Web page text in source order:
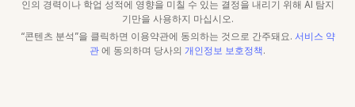
인의 경력이나 학업 성적에 영향을 미칠 수 있는 결정을 내리기 위해 AI 탐지
기만을 사용하지 마십시오.
“콘텐츠 분석”을 클릭하면 이용약관에 동의하는 것으로 간주돼요. 서비스 약
관 에 동의하며 당사의 개인정보 보호정책.